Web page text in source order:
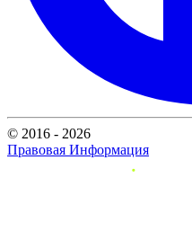
© 2016 - 2026
Правовая Информация